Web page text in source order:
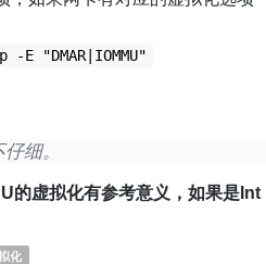
E "DMAR|IOMMU"
细。
的虚拟化有参考意义，如果是Int
化